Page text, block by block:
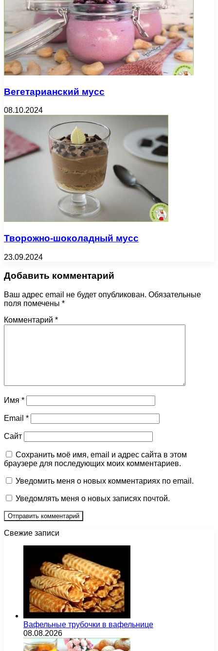
Вегетарианский мусс
08.10.2024
Творожно-шоколадный мусс
23.09.2024
Добавить комментарий
Ваш адрес email не будет опубликован. Обязательные
поля помечены *
Комментарий *
Имя *
Email *
Сайт
Сохранить моё имя, email и адрес сайта в этом
браузере для последующих моих комментариев.
Уведомить меня о новых комментариях по email.
Уведомлять меня о новых записях почтой.
Свежие записи
Вафельные трубочки в вафельнице
08.08.2026